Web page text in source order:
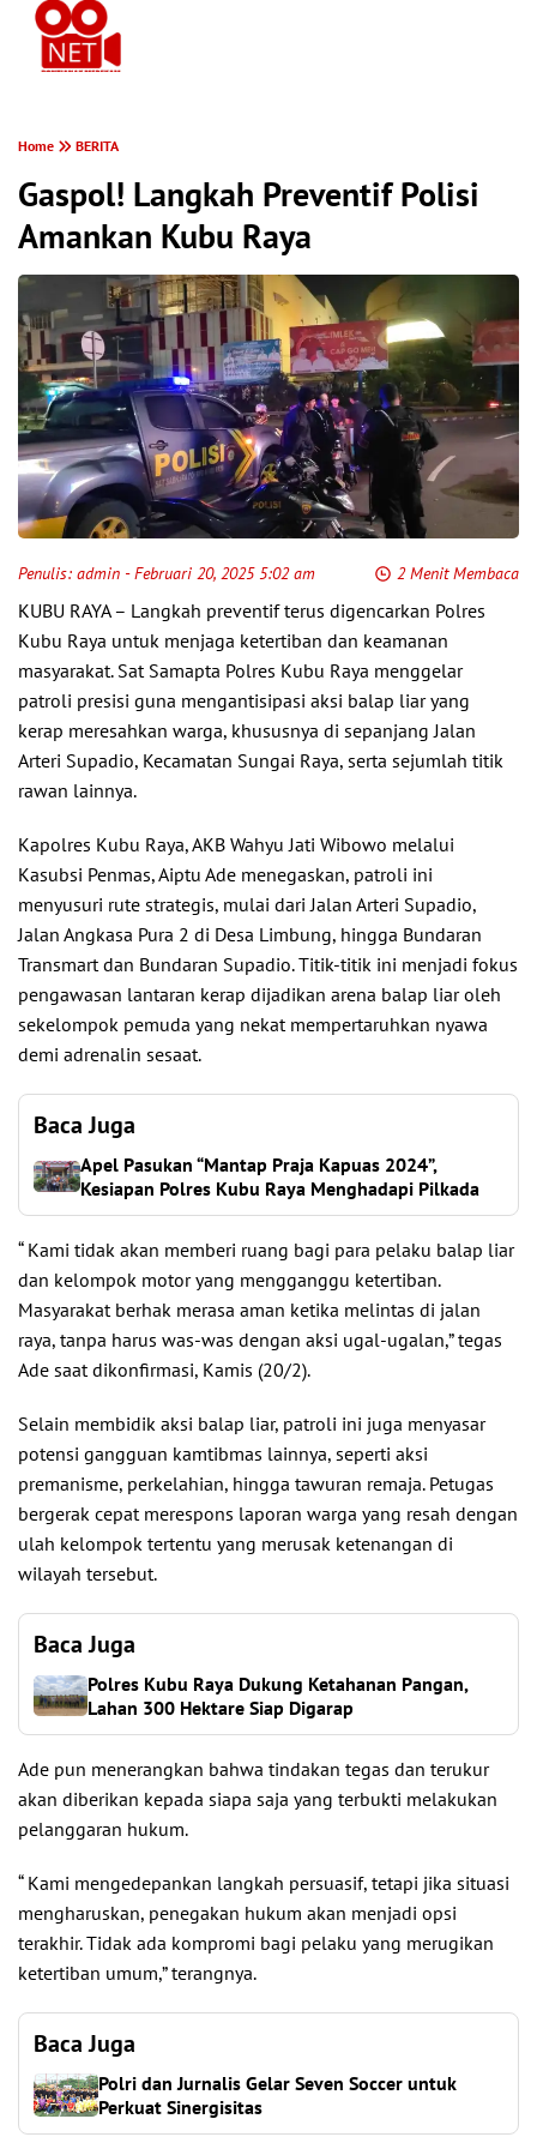
Home BERITA
Gaspol! Langkah Preventif Polisi
Amankan Kubu Raya
Penulis: admin - Februari 20, 2025 5:02 am 2 Menit Membaca
KUBU RAYA – Langkah preventif terus digencarkan Polres
Kubu Raya untuk menjaga ketertiban dan keamanan
masyarakat. Sat Samapta Polres Kubu Raya menggelar
patroli presisi guna mengantisipasi aksi balap liar yang
kerap meresahkan warga, khususnya di sepanjang Jalan
Arteri Supadio, Kecamatan Sungai Raya, serta sejumlah titik
rawan lainnya.
Kapolres Kubu Raya, AKB Wahyu Jati Wibowo melalui
Kasubsi Penmas, Aiptu Ade menegaskan, patroli ini
menyusuri rute strategis, mulai dari Jalan Arteri Supadio,
Jalan Angkasa Pura 2 di Desa Limbung, hingga Bundaran
Transmart dan Bundaran Supadio. Titik-titik ini menjadi fokus
pengawasan lantaran kerap dijadikan arena balap liar oleh
sekelompok pemuda yang nekat mempertaruhkan nyawa
demi adrenalin sesaat.
Baca Juga
Apel Pasukan “Mantap Praja Kapuas 2024”,
Kesiapan Polres Kubu Raya Menghadapi Pilkada
“ Kami tidak akan memberi ruang bagi para pelaku balap liar
dan kelompok motor yang mengganggu ketertiban.
Masyarakat berhak merasa aman ketika melintas di jalan
raya, tanpa harus was-was dengan aksi ugal-ugalan,” tegas
Ade saat dikonfirmasi, Kamis (20/2).
Selain membidik aksi balap liar, patroli ini juga menyasar
potensi gangguan kamtibmas lainnya, seperti aksi
premanisme, perkelahian, hingga tawuran remaja. Petugas
bergerak cepat merespons laporan warga yang resah dengan
ulah kelompok tertentu yang merusak ketenangan di
wilayah tersebut.
Baca Juga
Polres Kubu Raya Dukung Ketahanan Pangan,
Lahan 300 Hektare Siap Digarap
Ade pun menerangkan bahwa tindakan tegas dan terukur
akan diberikan kepada siapa saja yang terbukti melakukan
pelanggaran hukum.
“ Kami mengedepankan langkah persuasif, tetapi jika situasi
mengharuskan, penegakan hukum akan menjadi opsi
terakhir. Tidak ada kompromi bagi pelaku yang merugikan
ketertiban umum,” terangnya.
Baca Juga
Polri dan Jurnalis Gelar Seven Soccer untuk
Perkuat Sinergisitas